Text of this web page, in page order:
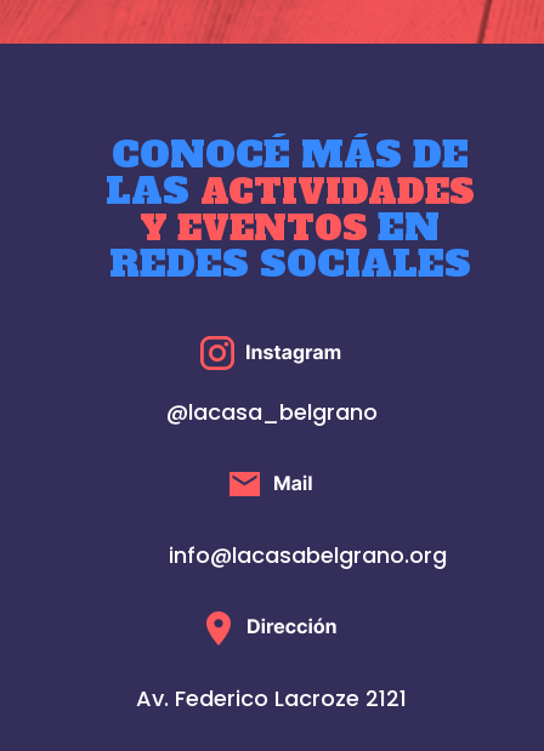
CONOCÉ MÁS DE
LAS ACTIVIDADES
Y EVENTOSEN
REDES SOCIALES
@lacasa_belgrano
info@lacasabelgrano.org
Av. Federico Lacroze 2121